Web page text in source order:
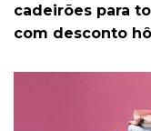
cadeirões para
com desconto